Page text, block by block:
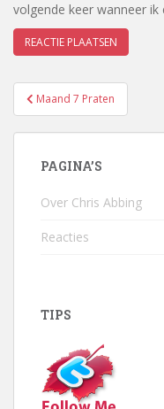
volgende keer wanneer ik
Bericht
navigatie
Maand 7 Praten
PAGINA’S
Over Chris Abbing
Reacties
TIPS